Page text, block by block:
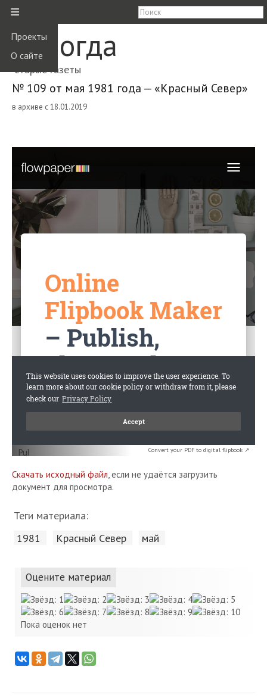
≡
Проекты
О сайте
Вологда
старые газеты
№ 109 от мая 1981 года — «Красный Север»
в архиве с 18.01.2019
Convert your PDF to digital flipbook ↗
Скачать исходный файл, если не удаётся загрузить
документ для просмотра.
Теги материала:
1981 Красный Cевер май
Оцените материал
Пока оценок нет